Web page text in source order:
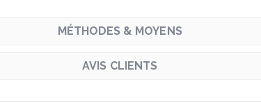
MÉTHODES & MOYENS
AVIS CLIENTS